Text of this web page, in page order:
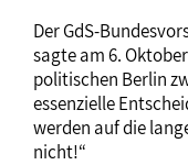
Der GdS-
sagte am 6.
politischen Berlin
essenzielle
werden auf die
nicht!“